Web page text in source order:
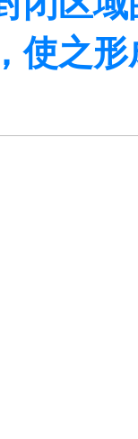
使之